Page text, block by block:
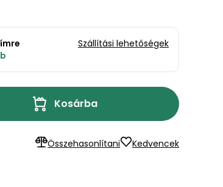
Szállítási lehetőségek
Kosárba
Összehasonlítani Kedvencek